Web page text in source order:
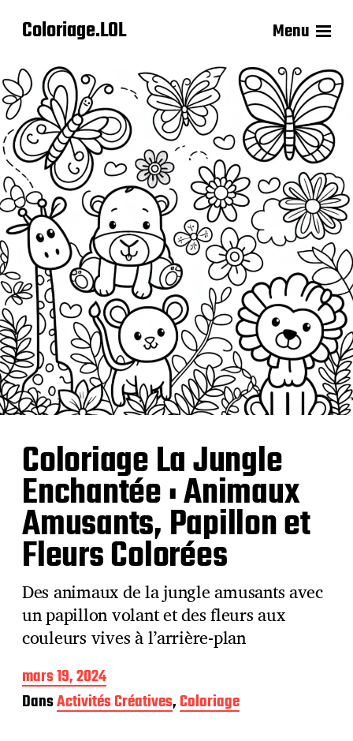
Coloriage.LOL Menu
Coloriage La Jungle
Enchantée : Animaux
Amusants, Papillon et
Fleurs Colorées
Des animaux de la jungle amusants avec
un papillon volant et des fleurs aux
couleurs vives à l’arrière-plan
D
a
t
mars 19, 2024
DansActivités Créatives,Coloriage